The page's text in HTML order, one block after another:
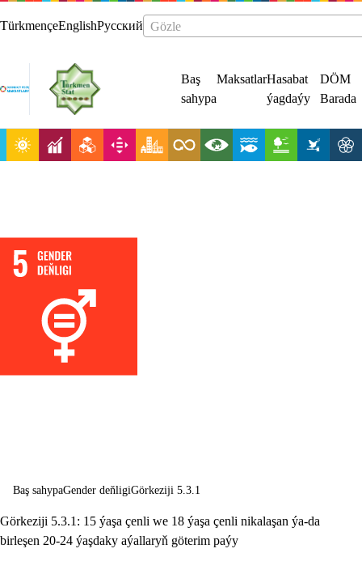
TürkmençeEnglishРусский Gözle
Baş
sahypa
MaksatlarHasabat
ýagdaýy
DÖM
Barada
Baş sahypaGender deňligiGörkeziji 5.3.1
Görkeziji 5.3.1: 15 ýaşa çenli we 18 ýaşa çenli nikalaşan ýa-da
birleşen 20-24 ýaşdaky aýallaryň göterim paýy